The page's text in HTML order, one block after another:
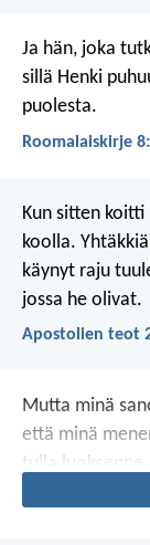
Ja hän, joka
sillä Henki
puolesta.
Roomalaiskirje
Kun sitten
koolla.
käynyt raju
jossa he olivat.
Apostolien teot
Mutta minä
että minä
tulla